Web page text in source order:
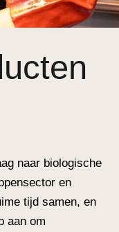
naar biologische
en
tijd samen, en
aan om